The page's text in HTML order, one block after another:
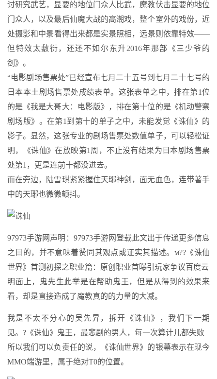
讨研究武艺，显要的地位门众人比武，魔教伏击显要的地位
门众人，以及最后仙魔大战的高潮戏，整个室外的戏份，近
处摄影和中景看得出来都是实景照相，远景则依靠特效——
但特效太敷衍，还还不如尔东升2016年那部《三少爷的
剑》。
“电影剧场售票处”已经宣布七月二十五号到七月二十七号的
日本本土剧场售票处成绩表单。这张表单之中，排在第1位
的是《我是大哥大：电影版》，排在第十位的是《机动警察
剧场版》。在第1到第十的单子之中，未能发觉《诛仙》的
影子。显然，这张专业的剧场售票处数值单子，可以轻松证
明，《诛仙》在放映第1周，不止没有结果为日本剧场售票
处第1，更是连前十都没进去。
而在旁边，陆雪琪紧紧握住天琊神剑，面无血色，连带著手
中的天琊也微微颤抖。
97973手游网声明：97973手游网登载此文出于传递更多信息
之目的，并不意味着赞同其观点或证实其描述。м??《诛仙
世界》首测初探之职业篇：原创职业首曝引玩家争议百度云
明面上，鬼先生此举是在帮助鬼王，但是从得到的效果来
看，却是直接造成了魔教真的的力量的大减。
我是不太不分心的吴先昇，拆开《诛仙》，我们下一期
见。?《诛仙》鬼王，最悲剧的男人，每一次算计儿都失败
所以我们可以负责任的说，《诛仙世界》的银幕表示在现今
MMO端游里，属于绝对T0的位置。